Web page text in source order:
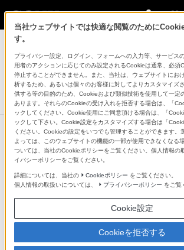
ブルーレイディスクレコーダー
4Kチューナー内蔵Ultra HD ブルーレイ/DVDレコーダー
BDZ-FBT6100/BDZ-FBT4100/BDZ-
FBT2100
4Kブラビアとつなぐとき
4Kブラビアモード
4Kブラビアにつなぐと、最適な映像に
します。液晶や有機ELといったディス
るソニーならではの高画質機能。4K放
当社ウェブサイトでは快適な閲覧のために
す。
プライバシー設定、ログイン、フォームへの入力等、サービス
用者のアクションに応じてのみ設定されるCookieは通常、必須
停止することができません。また、当社は、ウェブサイトにお
析するため、あるいは個々のお客様に対してよりカスタマイズ
供する等の目的のため、Cookieおよび類似技術を使用して一定
あります。それらのCookieの受け入れを拒否する場合は、「
ックしてください。Cookie使用にご同意頂ける場合は、「
ックして下さい。Cookie設定をカスタマイズする場合は「
ください。Cookieの設定をいつでも管理することができます。
よっては、このウェブサイトの機能の一部が使用できなくなる
ついては、当社のCookieポリシーをご覧ください。個人情報の
イバシーポリシーをご覧ください。
詳細については、当社の Cookieポリシー をご覧ください。
個人情報の取扱いについては、
プライバシーポリシー をご覧
Cookie設定
Cookieを拒否する